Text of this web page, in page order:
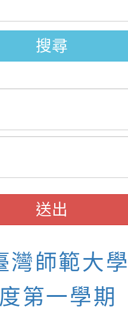
賽』實施計
(第11招)】
學期第7次
(第3招)】
搜尋
送出
灣師範大
第一學期